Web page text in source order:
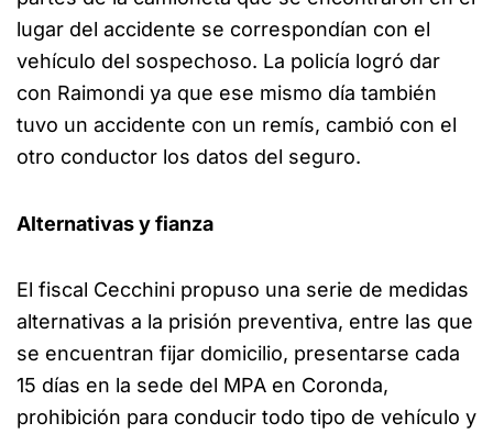
lugar del accidente se correspondían con el
vehículo del sospechoso. La policía logró dar
con Raimondi ya que ese mismo día también
tuvo un accidente con un remís, cambió con el
otro conductor los datos del seguro.
Alternativas y fianza
El fiscal Cecchini propuso una serie de medidas
alternativas a la prisión preventiva, entre las que
se encuentran fijar domicilio, presentarse cada
15 días en la sede del MPA en Coronda,
prohibición para conducir todo tipo de vehículo y